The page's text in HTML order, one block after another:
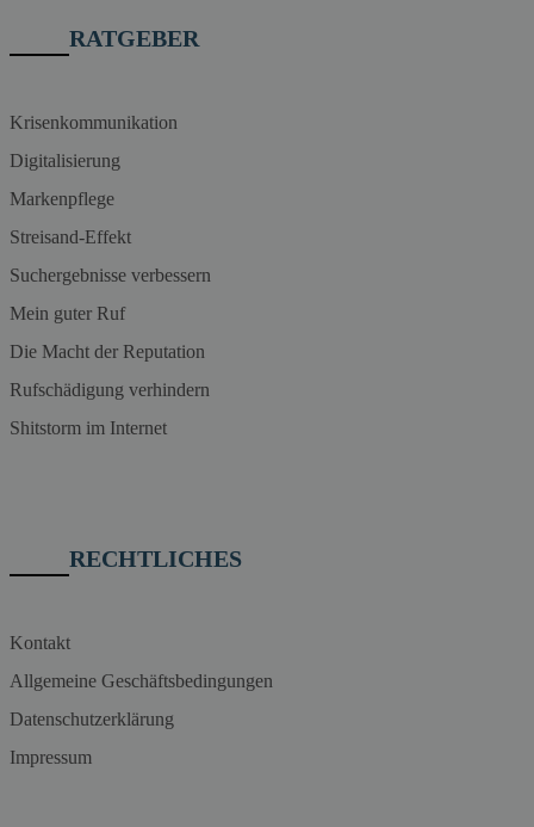
RATGEBER
Krisenkommunikation
Digitalisierung
Markenpflege
Streisand-Effekt
Suchergebnisse verbessern
Mein guter Ruf
Die Macht der Reputation
Rufschädigung verhindern
Shitstorm im Internet
RECHTLICHES
Kontakt
Allgemeine Geschäftsbedingungen
Datenschutzerklärung
Impressum